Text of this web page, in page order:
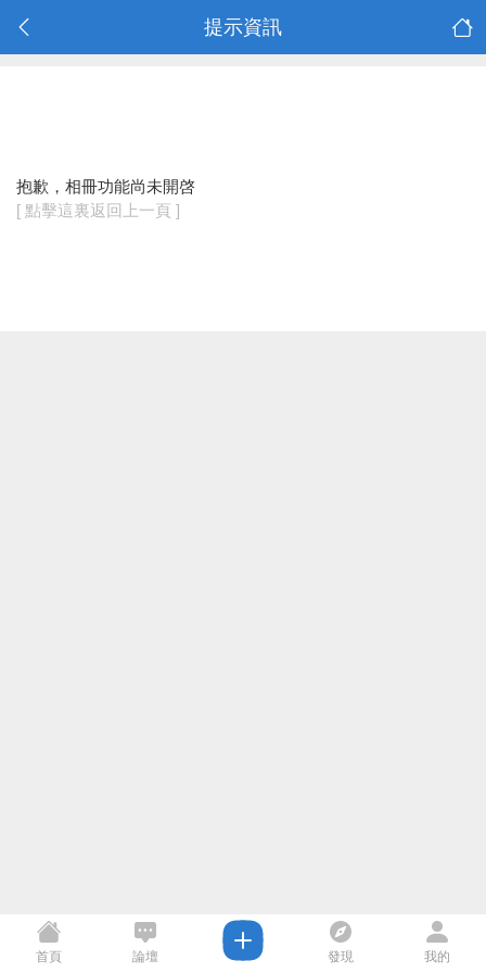
提示資訊
抱歉，相冊功能尚未開啓
[ 點擊這裏返回上一頁 ]
首頁 論壇 發現 我的